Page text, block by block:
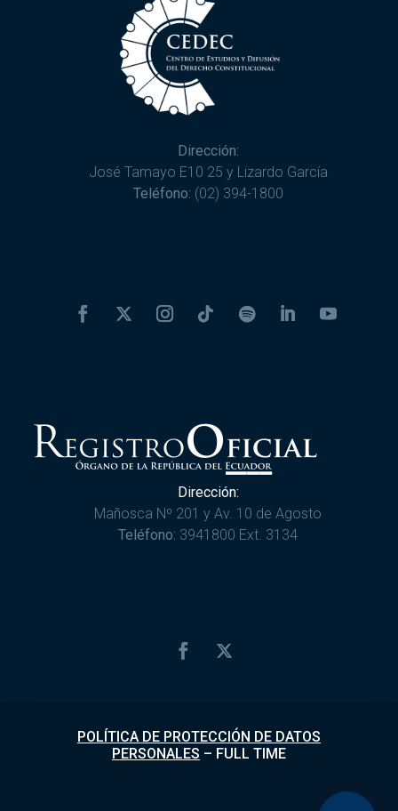
Dirección:
José Tamayo E10 25 y Lizardo García
Teléfono: (02) 394-1800
Dirección:
Mañosca Nº 201 y Av. 10 de Agosto
Teléfono: 3941800 Ext. 3134
POLÍTICA DE PROTECCIÓN DE DATOS
PERSONALES – FULL TIME